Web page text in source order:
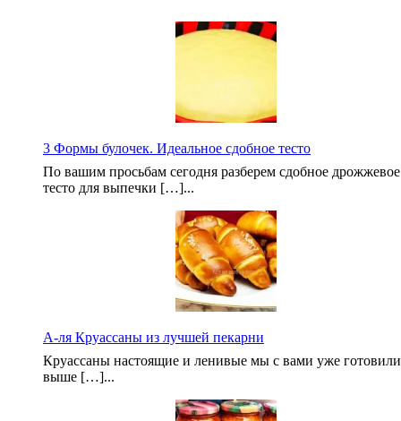
3 Формы булочек. Идеальное сдобное тесто
По вашим просьбам сегодня разберем сдобное дрожжевое
тесто для выпечки […]...
А-ля Круассаны из лучшей пекарни
Круассаны настоящие и ленивые мы с вами уже
выше […]...